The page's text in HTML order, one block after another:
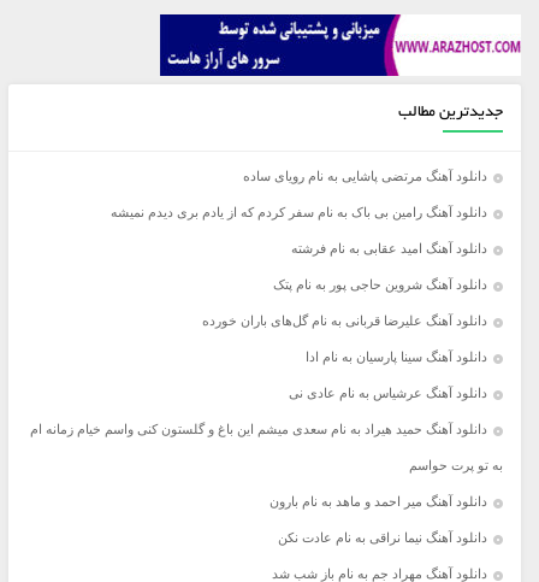
جدیدترین مطالب
دانلود آهنگ مرتضی پاشایی به نام رویای ساده
دانلود آهنگ رامین بی باک به نام سفر کردم که از یادم بری دیدم نمیشه
دانلود آهنگ امید عقابی به نام فرشته
دانلود آهنگ شروین حاجی پور به نام پتک
دانلود آهنگ علیرضا قربانی به نام گل‌های باران خورده
دانلود آهنگ سینا پارسیان به نام ادا
دانلود آهنگ عرشیاس به نام عادی نی
دانلود آهنگ حمید هیراد به نام سعدی میشم این باغ و گلستون کنی واسم خیام زمانه ام
به تو پرت حواسم
دانلود آهنگ میر احمد و ماهد به نام بارون
دانلود آهنگ نیما نراقی به نام عادت نکن
دانلود آهنگ مهراد جم به نام باز شب شد